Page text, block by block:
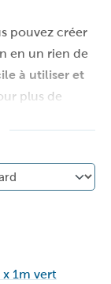
pouvez créer
en un rien de
à utiliser et
plus de
conviennent le
plus de
pour une